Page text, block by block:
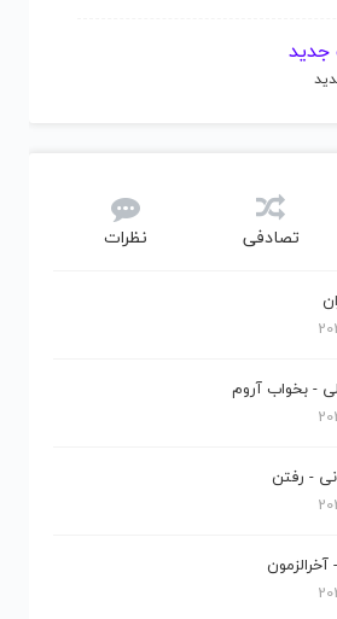
جدید
تصادفی نظرات
- بخواب آروم
- رفتن
آخرالزمون